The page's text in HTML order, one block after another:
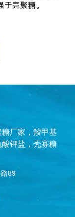
壳聚糖。
糖厂家 ， 羧甲基
钾盐 ， 壳寡糖
89